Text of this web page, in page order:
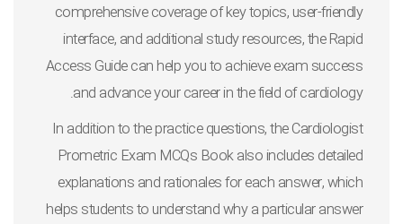
comprehensive coverage of key topics, user-friendly
interface, and additional study resources, the Rapid
Access Guide can help you to achieve exam success
and advance your career in the field of cardiology.
In addition to the practice questions, the Cardiologist
Prometric Exam MCQs Book also includes detailed
explanations and rationales for each answer, which
helps students to understand why a particular answer